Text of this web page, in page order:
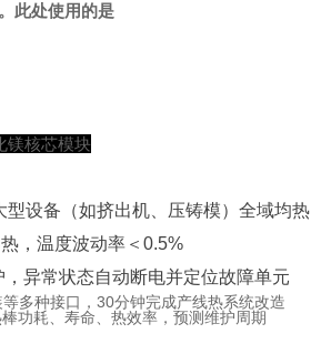
此处使用的是
型设备（如挤出机、压铸模）全域均热
，温度波动率＜0.5%
，异常状态自动断电并定位故障单元
多种接口，30分钟完成产线热系统改造
功耗、寿命、热效率，预测维护周期